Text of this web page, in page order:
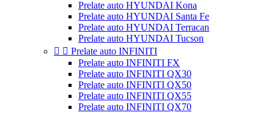
Prelate auto HYUNDAI Kona
Prelate auto HYUNDAI Santa Fe
Prelate auto HYUNDAI Terracan
Prelate auto HYUNDAI Tucson
  Prelate auto INFINITI
Prelate auto INFINITI FX
Prelate auto INFINITI QX30
Prelate auto INFINITI QX50
Prelate auto INFINITI QX55
Prelate auto INFINITI QX70